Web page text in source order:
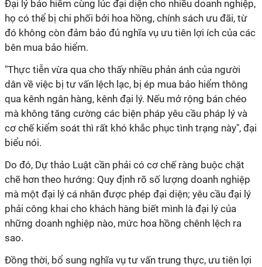
Đại lý bảo hiểm cùng lúc đại diện cho nhiều doanh nghiệp,
họ có thể bị chi phối bởi hoa hồng, chính sách ưu đãi, từ
đó không còn đảm bảo đủ nghĩa vụ ưu tiên lợi ích của các
bên mua bảo hiểm.
"Thực tiễn vừa qua cho thấy nhiều phản ánh của người
dân về việc bị tư vấn lệch lạc, bị ép mua bảo hiểm thông
qua kênh ngân hàng, kênh đại lý. Nếu mở rộng bán chéo
mà không tăng cường các biện pháp yêu cầu pháp lý và
cơ chế kiểm soát thì rất khó khắc phục tình trạng này", đại
biểu nói.
Do đó, Dự thảo Luật cần phải có cơ chế ràng buộc chặt
chẽ hơn theo hướng: Quy định rõ số lượng doanh nghiệp
mà một đại lý cá nhân được phép đại diện; yêu cầu đại lý
phải công khai cho khách hàng biết mình là đại lý của
những doanh nghiệp nào, mức hoa hồng chênh lệch ra
sao.
Đồng thời, bổ sung nghĩa vụ tư vấn trung thực, ưu tiên lợi